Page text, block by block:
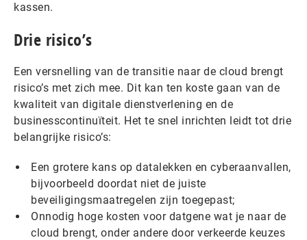
kassen.
Drie risico’s
Een versnelling van de transitie naar de cloud brengt
risico’s met zich mee. Dit kan ten koste gaan van de
kwaliteit van digitale dienstverlening en de
businesscontinuïteit. Het te snel inrichten leidt tot drie
belangrijke risico’s:
Een grotere kans op datalekken en cyberaanvallen,
bijvoorbeeld doordat niet de juiste
beveiligingsmaatregelen zijn toegepast;
Onnodig hoge kosten voor datgene wat je naar de
cloud brengt, onder andere door verkeerde keuzes